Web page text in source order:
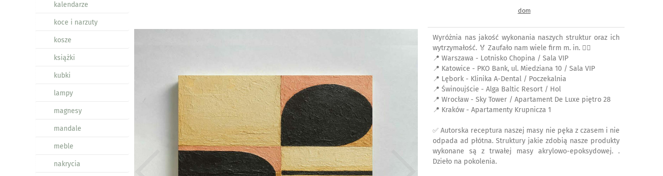
kalendarze
koce i narzuty
kosze
książki
kubki
lampy
magnesy
mandale
meble
nakrycia
dom
Wyróżnia nas jakość wykonania naszych struktur oraz ich
wytrzymałość. 🏅 Zaufało nam wiele firm m. in. 👉🏼
📍 Warszawa - Lotnisko Chopina / Sala VIP
📍 Katowice - PKO Bank, ul. Miedziana 10 / Sala VIP
📍 Lębork - Klinika A-Dental / Poczekalnia
📍 Świnoujście - Alga Baltic Resort / Hol
📍 Wrocław - Sky Tower / Apartament De Luxe piętro 28
📍 Kraków - Apartamenty Krupnicza 1
✅ Autorska receptura naszej masy nie pęka z czasem i nie
odpada ad płótna. Struktury jakie zdobią nasze produkty
wykonane są z trwałej masy akrylowo-epoksydowej. .
Dzieło na pokolenia.